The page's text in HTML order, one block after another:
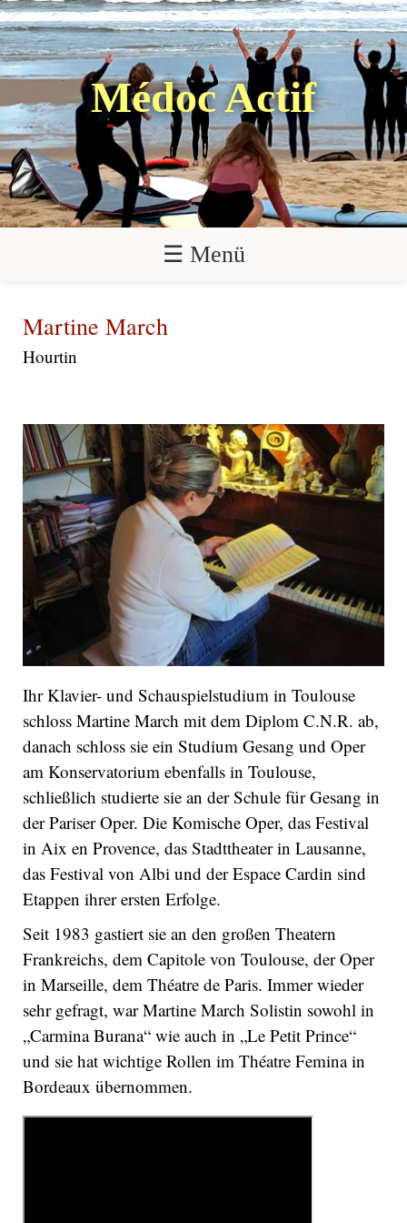
Médoc Actif
☰ Menü
Martine March
Hourtin
Ihr Klavier- und Schauspielstudium in Toulouse
schloss Martine March mit dem Diplom C.N.R. ab,
danach schloss sie ein Studium Gesang und Oper
am Konservatorium ebenfalls in Toulouse,
schließlich studierte sie an der Schule für Gesang in
der Pariser Oper. Die Komische Oper, das Festival
in Aix en Provence, das Stadttheater in Lausanne,
das Festival von Albi und der Espace Cardin sind
Etappen ihrer ersten Erfolge.
Seit 1983 gastiert sie an den großen Theatern
Frankreichs, dem Capitole von Toulouse, der Oper
in Marseille, dem Théatre de Paris. Immer wieder
sehr gefragt, war Martine March Solistin sowohl in
„Carmina Burana“ wie auch in „Le Petit Prince“
und sie hat wichtige Rollen im Théatre Femina in
Bordeaux übernommen.